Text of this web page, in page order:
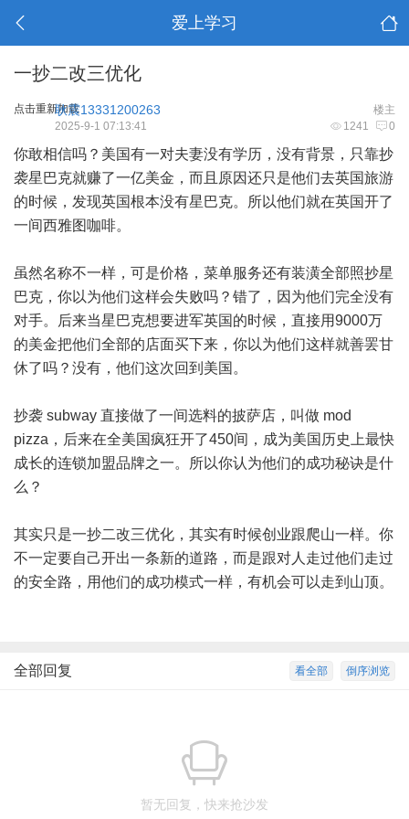
爱上学习
一抄二改三优化
点击重新加载 楼主
耿震13331200263
1241 0
2025-9-1 07:13:41
你敢相信吗？美国有一对夫妻没有学历，没有背景，只靠抄
袭星巴克就赚了一亿美金，而且原因还只是他们去英国旅游
的时候，发现英国根本没有星巴克。所以他们就在英国开了
一间西雅图咖啡。
虽然名称不一样，可是价格，菜单服务还有装潢全部照抄星
巴克，你以为他们这样会失败吗？错了，因为他们完全没有
对手。后来当星巴克想要进军英国的时候，直接用9000万
的美金把他们全部的店面买下来，你以为他们这样就善罢甘
休了吗？没有，他们这次回到美国。
抄袭 subway 直接做了一间选料的披萨店，叫做 mod
pizza，后来在全美国疯狂开了450间，成为美国历史上最快
成长的连锁加盟品牌之一。所以你认为他们的成功秘诀是什
么？
其实只是一抄二改三优化，其实有时候创业跟爬山一样。你
不一定要自己开出一条新的道路，而是跟对人走过他们走过
的安全路，用他们的成功模式一样，有机会可以走到山顶。
倒序浏览
看全部
全部回复
暂无回复，快来抢沙发